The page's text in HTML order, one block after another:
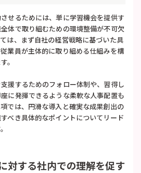
せるためには、単に学習機会を提供す
体で取り組むための環境整備が不可欠
は、まず自社の経営戦略に基づいた具
業員が主体的に取り組める仕組みを構
。
援するためのフォロー体制や、習得し
に発揮できるような柔軟な人事配置も
では、円滑な導入と確実な成果創出の
べき具体的なポイントについてリード
対する社内での理解を促す